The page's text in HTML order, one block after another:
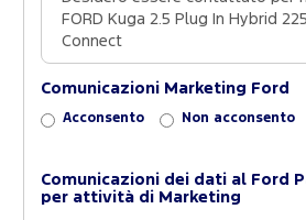
Comunicazioni Marketing Ford
Acconsento Non acconsento
Comunicazioni dei dati al Ford
per attività di Marketing